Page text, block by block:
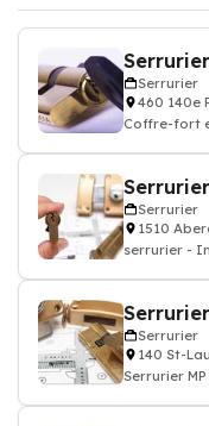
Serrurier
460 140e
Coffre-fort
Serrurier
1510
serrurier -
Serrurier
140 St-
Serrurier MP